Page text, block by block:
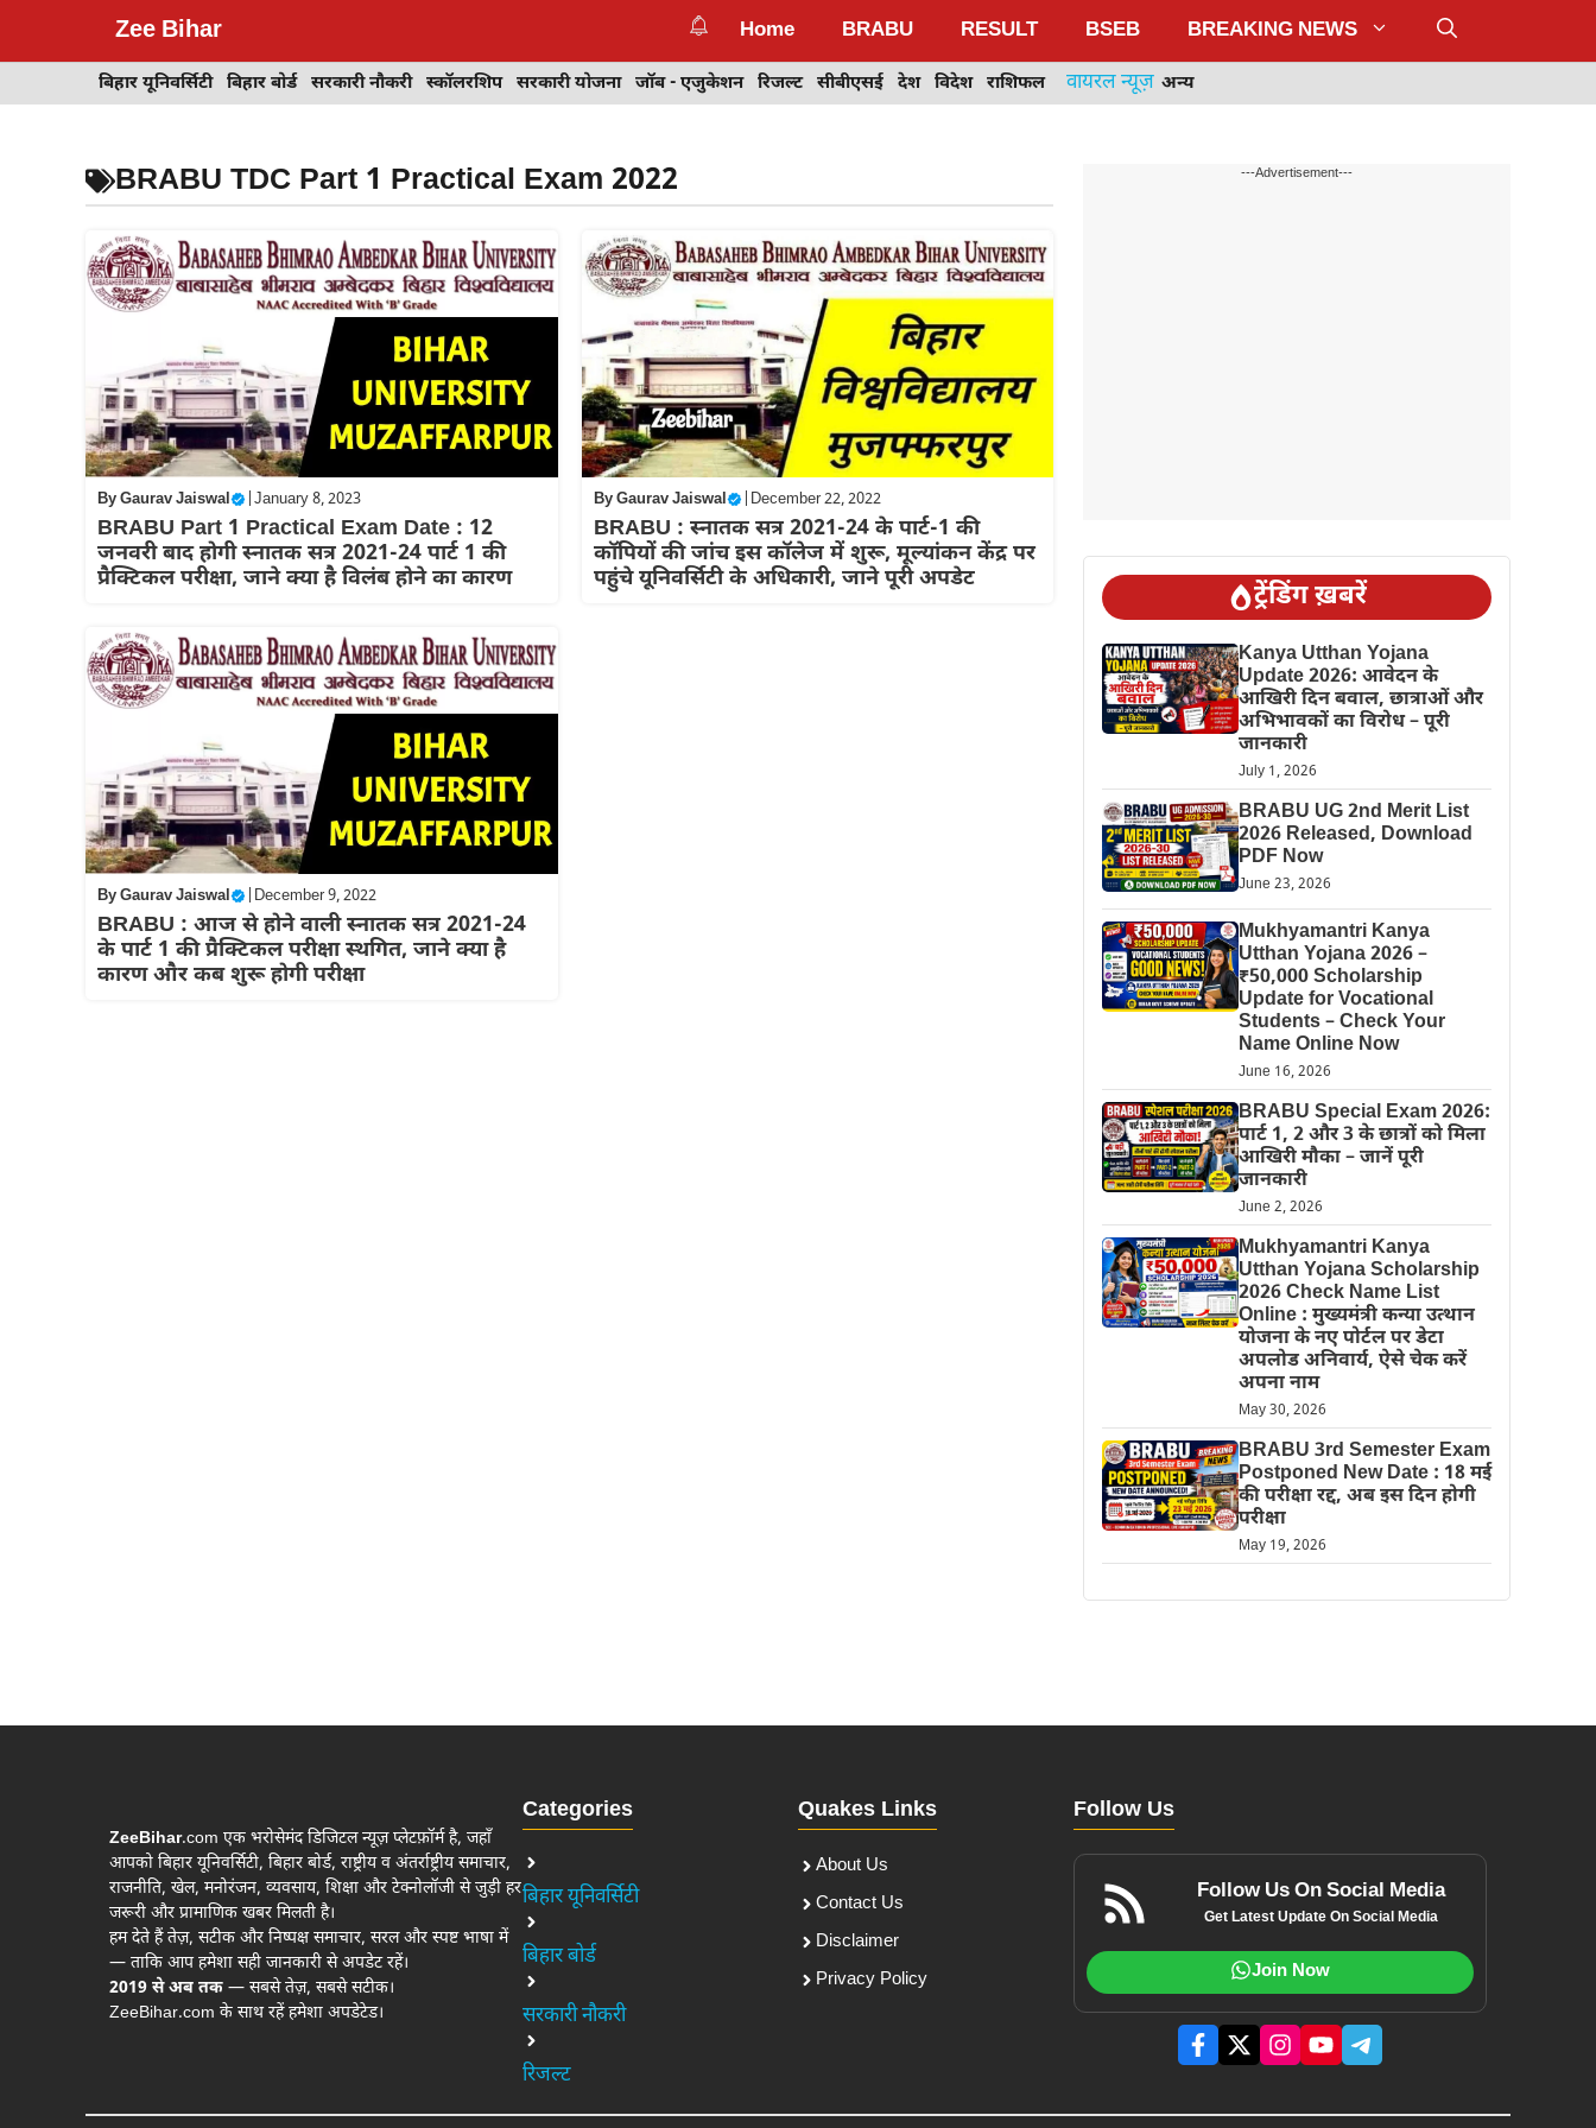
Zee Bihar Home BRABU RESULT BSEB BREAKING NEWS
बिहार यूनिवर्सिटी बिहार बोर्ड सरकारी नौकरी स्कॉलरशिप सरकारी योजना जॉब - एजुकेशन रिजल्ट सीबीएसई देश विदेश राशिफल वायरल न्यूज़ अन्य
BRABU TDC Part 1 Practical Exam 2022
ByGaurav Jaiswal January 8, 2023
BRABU Part 1 Practical Exam Date : 12
जनवरी बाद होगी स्नातक सत्र 2021-24 पार्ट 1 की
प्रैक्टिकल परीक्षा, जाने क्या है विलंब होने का कारण
ByGaurav Jaiswal | December 22, 2022
BRABU : स्नातक सत्र 2021-24 के पार्ट-1 की
कॉपियों की जांच इस कॉलेज में शुरू, मूल्यांकन केंद्र पर
पहुंचे यूनिवर्सिटी के अधिकारी, जाने पूरी अपडेट
ByGaurav Jaiswal December 9, 2022
BRABU : आज से होने वाली स्नातक सत्र 2021-24
के पार्ट 1 की प्रैक्टिकल परीक्षा स्थगित, जाने क्या है
कारण और कब शुरू होगी परीक्षा
---Advertisement---
ट्रेंडिंग ख़बरें
Kanya Utthan Yojana
Update 2026: आवेदन के
आखिरी दिन बवाल, छात्राओं और
अभिभावकों का विरोध – पूरी
जानकारी
July 1, 2026
BRABU UG 2nd Merit List
2026 Released, Download
PDF Now
June 23, 2026
Mukhyamantri Kanya
Utthan Yojana 2026 –
₹50,000 Scholarship
Update for Vocational
Students – Check Your
Name Online Now
June 16, 2026
BRABU Special Exam 2026:
पार्ट 1, 2 और 3 के छात्रों को मिला
आखिरी मौका – जानें पूरी
जानकारी
June 2, 2026
Mukhyamantri Kanya
Utthan Yojana Scholarship
2026 Check Name List
Online : मुख्यमंत्री कन्या उत्थान
योजना के नए पोर्टल पर डेटा
अपलोड अनिवार्य, ऐसे चेक करें
अपना नाम
May 30, 2026
BRABU 3rd Semester Exam
Postponed New Date : 18 मई
की परीक्षा रद्द, अब इस दिन होगी
परीक्षा
May 19, 2026
ZeeBihar.com एक भरोसेमंद डिजिटल न्यूज़ प्लेटफ़ॉर्म है, जहाँ
आपको बिहार यूनिवर्सिटी, बिहार बोर्ड, राष्ट्रीय व अंतर्राष्ट्रीय समाचार,
राजनीति, खेल, मनोरंजन, व्यवसाय, शिक्षा और टेक्नोलॉजी से जुड़ी हर
जरूरी और प्रामाणिक खबर मिलती है।
हम देते हैं तेज़, सटीक और निष्पक्ष समाचार, सरल और स्पष्ट भाषा में
— ताकि आप हमेशा सही जानकारी से अपडेट रहें।
2019 से अब तक — सबसे तेज़, सबसे सटीक।
ZeeBihar.com के साथ रहें हमेशा अपडेटेड।
Categories
बिहार यूनिवर्सिटी
बिहार बोर्ड
सरकारी नौकरी
रिजल्ट
Quakes Links
About Us
Contact Us
Disclaimer
Privacy Policy
Follow Us
Follow Us On Social Media
Get Latest Update On Social Media
Join Now